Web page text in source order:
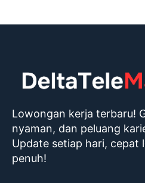
Lowongan kerja terbaru!
nyaman, dan peluang
Update setiap hari, cepat
penuh!